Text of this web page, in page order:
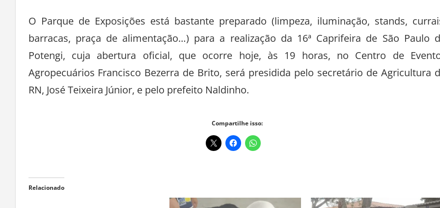
O Parque de Exposições está bastante preparado (limpeza, iluminação, stands,
barracas, praça de alimentação…) para a realização da 16ª Caprifeira de São Paulo
Potengi, cuja abertura oficial, que ocorre hoje, às 19 horas, no Centro de
Agropecuários Francisco Bezerra de Brito, será presidida pelo secretário de Agricultura
RN, José Teixeira Júnior, e pelo prefeito Naldinho.
Compartilhe isso:
Relacionado